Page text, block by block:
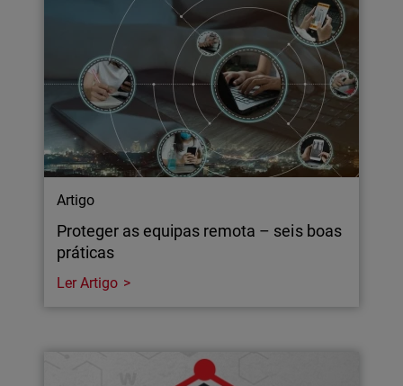
Artigo
Proteger as equipas remota – seis boas
práticas
Ler Artigo